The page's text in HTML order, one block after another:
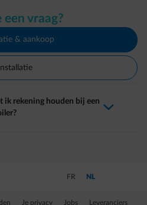
een vraag?
& aankoop
Installatie
ik rekening houden bij een
arrow-down-fwd
nieuwe pagina
Je privacy Jobs Leveranciers
Schakel over naar Frans
FR Schakel over naar
NL